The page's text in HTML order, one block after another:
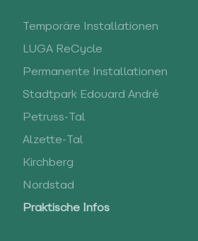
Temporäre Installationen
LUGA ReCycle
Permanente Installationen
Stadtpark Edouard André
Petruss-Tal
Alzette-Tal
Kirchberg
Nordstad
Praktische Infos